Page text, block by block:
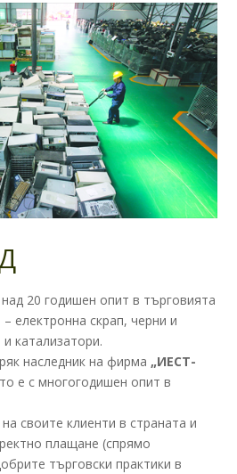
над 20 годишен опит в търговията
електронна скрап, черни и
катализатори.
наследник на фирма „ИЕСТ-
е с многогодишен опит в
на своите клиенти в страната и
плащане (спрямо
търговски практики в